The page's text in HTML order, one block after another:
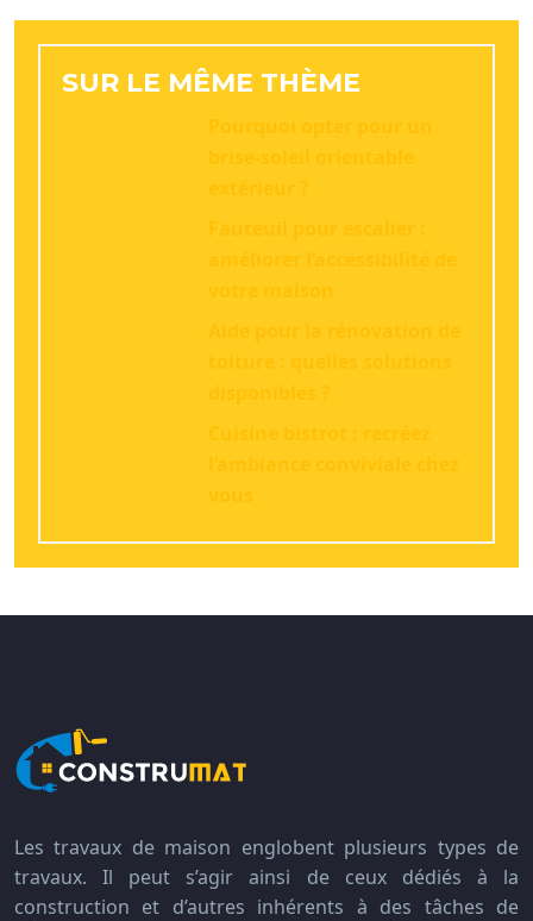
SUR LE MÊME THÈME
Pourquoi opter pour un
brise-soleil orientable
extérieur ?
Fauteuil pour escalier :
améliorer l’accessibilité de
votre maison
Aide pour la rénovation de
toiture : quelles solutions
disponibles ?
Cuisine bistrot : recréez
l’ambiance conviviale chez
vous
Les travaux de maison englobent plusieurs types de
travaux. Il peut s’agir ainsi de ceux dédiés à la
construction et d’autres inhérents à des tâches de